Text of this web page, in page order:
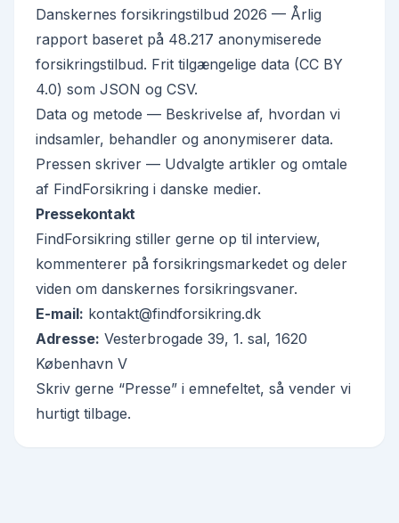
Danskernes forsikringstilbud 2026 — Årlig
rapport baseret på 48.217 anonymiserede
forsikringstilbud. Frit tilgængelige data (CC BY
4.0) som JSON og CSV.
Data og metode — Beskrivelse af, hvordan vi
indsamler, behandler og anonymiserer data.
Pressen skriver — Udvalgte artikler og omtale
af FindForsikring i danske medier.
Pressekontakt
FindForsikring stiller gerne op til interview,
kommenterer på forsikringsmarkedet og deler
viden om danskernes forsikringsvaner.
E-mail: kontakt@findforsikring.dk
Adresse: Vesterbrogade 39, 1. sal, 1620
København V
Skriv gerne “Presse” i emnefeltet, så vender vi
hurtigt tilbage.